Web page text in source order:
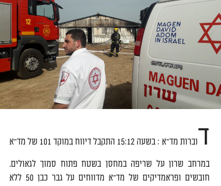
ד וברות מד"א : בשעה 15:12 התקבל דיווח במוקד 101 של מד"א
במרחב שרון על שריפה במחסן בשטח פתוח סמוך לגאולים.
חובשים ופראמדיקים של מד"א מדווחים על גבר כבן 50 ללא